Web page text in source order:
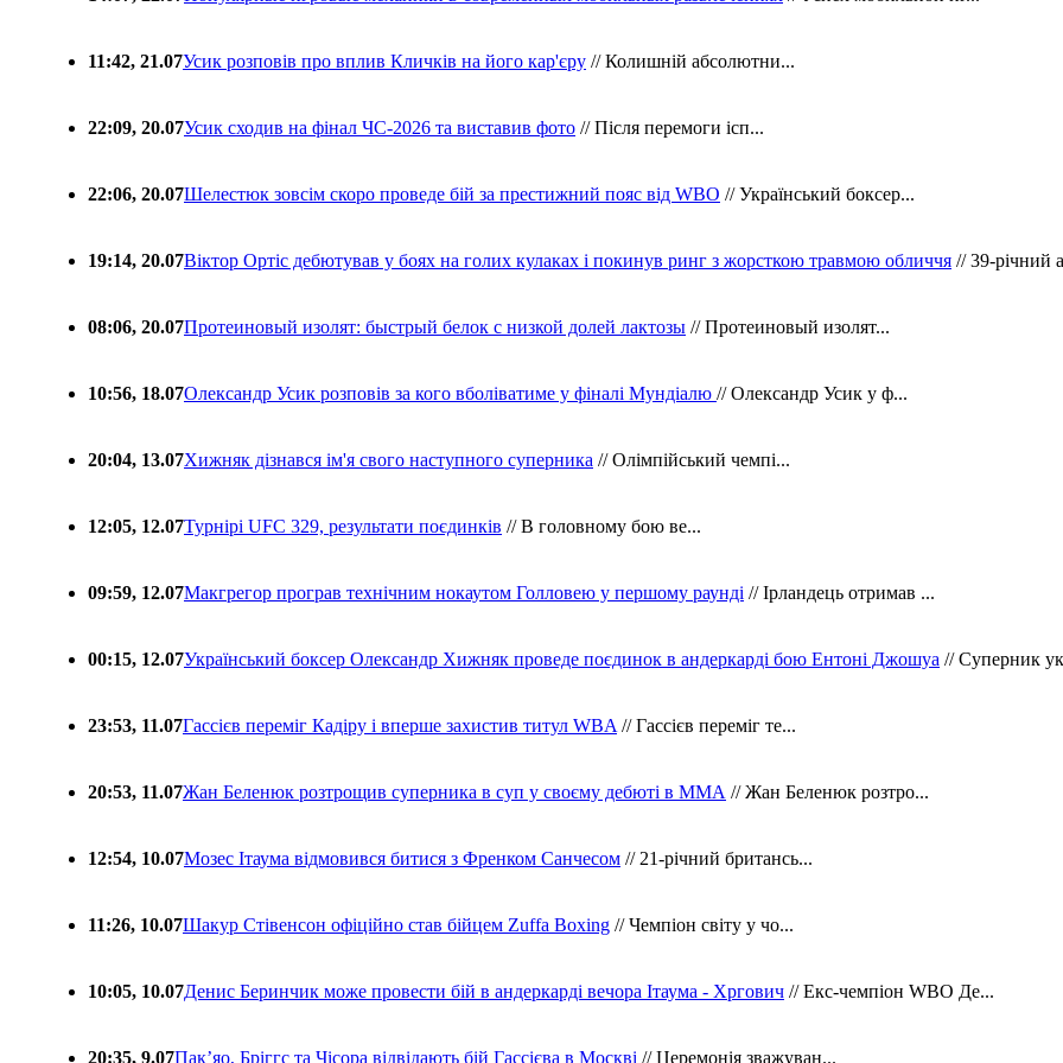
11:42, 21.07Усик розповів про вплив Кличків на його кар'єру // Колишній абсолютни...
22:09, 20.07Усик сходив на фінал ЧС-2026 та виставив фото // Після перемоги ісп...
22:06, 20.07Шелестюк зовсім скоро проведе бій за престижний пояс від WBO // Український боксер...
19:14, 20.07Віктор Ортіс дебютував у боях на голих кулаках і покинув ринг з жорсткою травмою обличчя // 39-річний
08:06, 20.07Протеиновый изолят: быстрый белок с низкой долей лактозы // Протеиновый изолят...
10:56, 18.07Олександр Усик розповів за кого вболіватиме у фіналі Мундіалю // Олександр Усик у ф...
20:04, 13.07Хижняк дізнався ім'я свого наступного суперника // Олімпійський чемпі...
12:05, 12.07Турнірі UFC 329, результати поєдинків // В головному бою ве...
09:59, 12.07Макгрегор програв технічним нокаутом Голловею у першому раунді // Ірландець отримав ...
00:15, 12.07Український боксер Олександр Хижняк проведе поєдинок в андеркарді бою Ентоні Джошуа // Суперник
23:53, 11.07Гассієв переміг Кадіру і вперше захистив титул WBA // Гассієв переміг те...
20:53, 11.07Жан Беленюк розтрощив суперника в суп у своєму дебюті в ММА // Жан Беленюк розтро...
12:54, 10.07Мозес Ітаума відмовився битися з Френком Санчесом // 21-річний британсь...
11:26, 10.07Шакур Стівенсон офіційно став бійцем Zuffa Boxing // Чемпіон світу у чо...
10:05, 10.07Денис Беринчик може провести бій в андеркарді вечора Ітаума - Хргович // Екс-чемпіон WBO Де...
20:35, 9.07Пакʼяо, Бріггс та Чісора відвідають бій Гассієва в Москві // Церемонія зважуван...